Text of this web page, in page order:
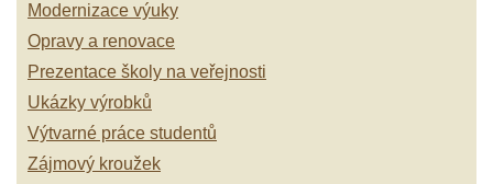
Modernizace výuky
Opravy a renovace
Prezentace školy na veřejnosti
Ukázky výrobků
Výtvarné práce studentů
Zájmový kroužek